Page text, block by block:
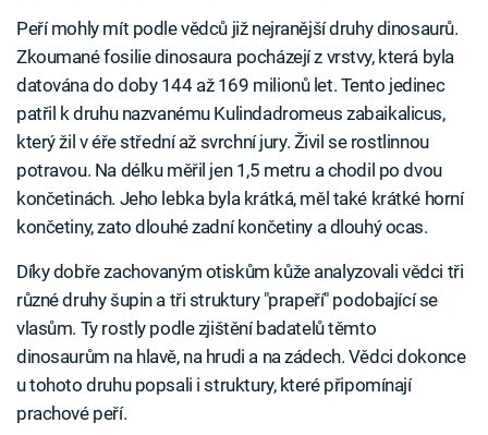
Peří mohly mít podle vědců již nejranější druhy dinosaurů.
Zkoumané fosilie dinosaura pocházejí z vrstvy, která byla
datována do doby 144 až 169 milionů let. Tento jedinec
patřil k druhu nazvanému Kulindadromeus zabaikalicus,
který žil v éře střední až svrchní jury. Živil se rostlinnou
potravou. Na délku měřil jen 1,5 metru a chodil po dvou
končetinách. Jeho lebka byla krátká, měl také krátké horní
končetiny, zato dlouhé zadní končetiny a dlouhý ocas.
Díky dobře zachovaným otiskům kůže analyzovali vědci tři
různé druhy šupin a tři struktury "prapeří" podobající se
vlasům. Ty rostly podle zjištění badatelů těmto
dinosaurům na hlavě, na hrudi a na zádech. Vědci dokonce
u tohoto druhu popsali i struktury, které připomínají
prachové peří.